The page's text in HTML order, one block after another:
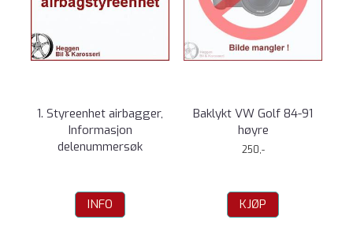
1. Styreenhet airbagger,
Informasjon
delenummersøk
INFO
Baklykt VW Golf 84-91
høyre
250,-
KJØP